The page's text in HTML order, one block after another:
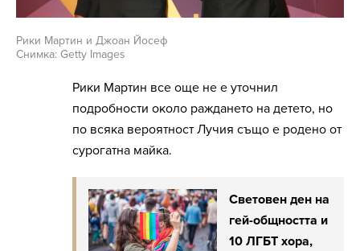
Рики Мартин и Джоан Йосеф
Снимка: Getty Images
Рики Мартин все още не е уточнил
подробности около раждането на детето, но
по всяка вероятност Лучия също е родено от
сурогатна майка.
Световен ден на
гей-общността и
10 ЛГБТ хора,